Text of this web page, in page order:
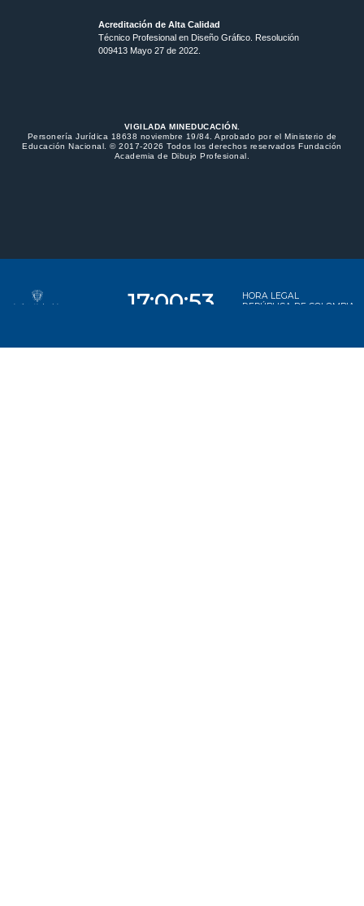
Acreditación de Alta Calidad
Técnico Profesional en Diseño Gráfico. Resolución
009413 Mayo 27 de 2022.
VIGILADA MINEDUCACIÓN.
Personería Jurídica 18638 noviembre 19/84. Aprobado por el Ministerio de
Educación Nacional. © 2017-2026 Todos los derechos reservados Fundación
Academia de Dibujo Profesional.